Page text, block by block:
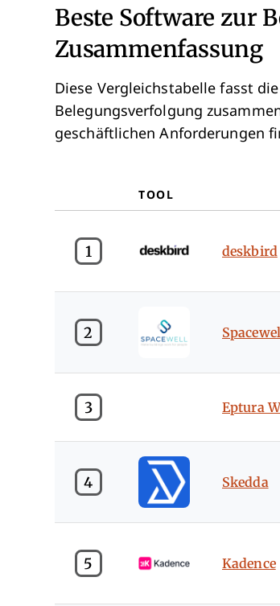
Beste Software zur
Zusammenfassung
Diese Vergleichstabelle fasst
Belegungsverfolgung
geschäftlichen Anforderungen
TOOL
1 deskbird
2
3 Eptura
4 Skedda
5 Kadence